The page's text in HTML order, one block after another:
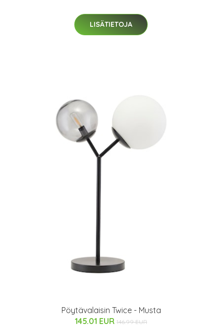
LISÄTIETOJA
Pöytävalaisin Twice - Musta
145.01 EUR 146.99 EUR